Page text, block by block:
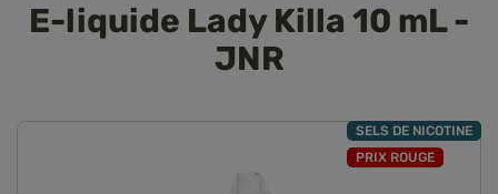
E-liquide Lady Killa 10 mL -
JNR
SELS DE NICOTINE
PRIX ROUGE